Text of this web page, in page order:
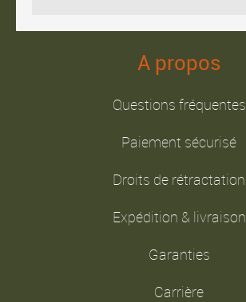
A propos
Questions fréquentes
Paiement sécurisé
Droits de rétractation
Expédition & livraison
Garanties
Carrière